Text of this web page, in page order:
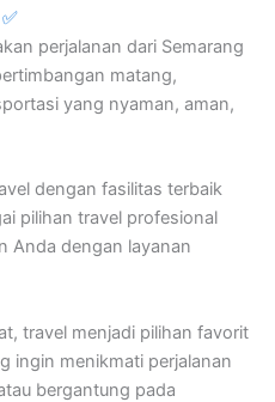
perjalanan dari Semarang
matang,
yang nyaman, aman,
dengan fasilitas terbaik
pilihan travel profesional
Anda dengan layanan
travel menjadi pilihan favorit
ingin menikmati perjalanan
bergantung pada